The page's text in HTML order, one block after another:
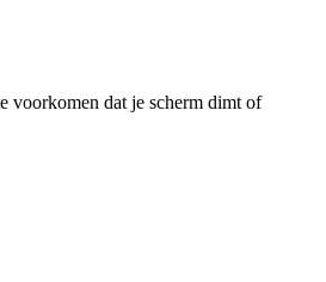
voorkomen dat je scherm dimt of